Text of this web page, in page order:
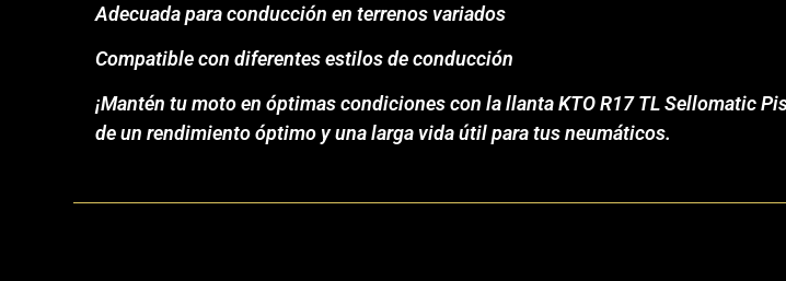
Adecuada para conducción en terrenos variados
Compatible con diferentes estilos de conducción
¡Mantén tu moto en óptimas condiciones con la llanta KTO R17 TL Sellomatic
de un rendimiento óptimo y una larga vida útil para tus neumáticos.